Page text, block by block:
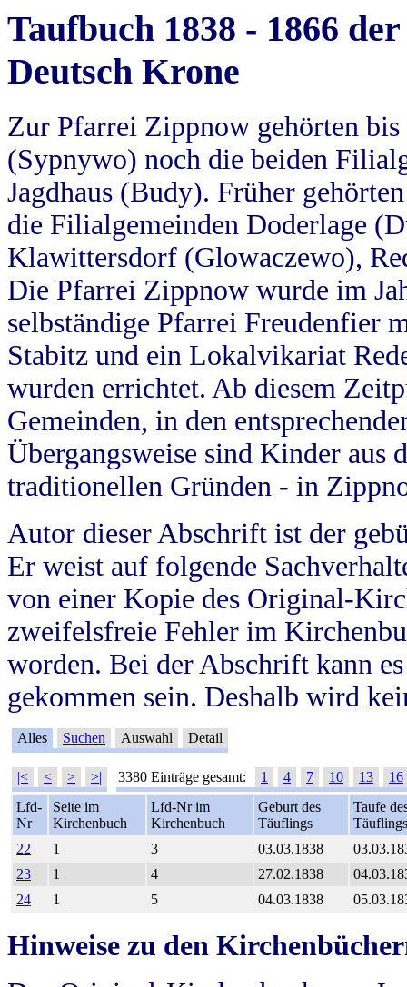
Taufbuch 1838 - 1866
Deutsch Krone
Zur Pfarrei Zippnow gehörten
(Sypnywo) noch die beiden
Jagdhaus (Budy). Früher
die Filialgemeinden Doderlage
Klawittersdorf (Glowaczewo),
Die Pfarrei Zippnow wurde im
selbständige Pfarrei Freudenfier
Stabitz und ein Lokalvikariat
wurden errichtet. Ab diesem
Gemeinden, in den
Übergangsweise sind Kinder aus
traditionellen Gründen - in
Autor dieser Abschrift ist der
Er weist auf folgende
von einer Kopie des Original-
zweifelsfreie Fehler im
worden. Bei der Abschrift kann
gekommen sein. Deshalb wird
Alles Suchen Auswahl Detail
|< < > >| 3380 Einträge gesamt: 1 4 7 10 13
16
Lfd-
Nr
Seite im
Kirchenbuch
Lfd-Nr im
Kirchenbuch
Geburt des
Täuflings
Taufe
Täuflings
22
1 3 03.03.1838
23
1 4 27.02.1838
24
1 5 04.03.1838
Hinweise zu den